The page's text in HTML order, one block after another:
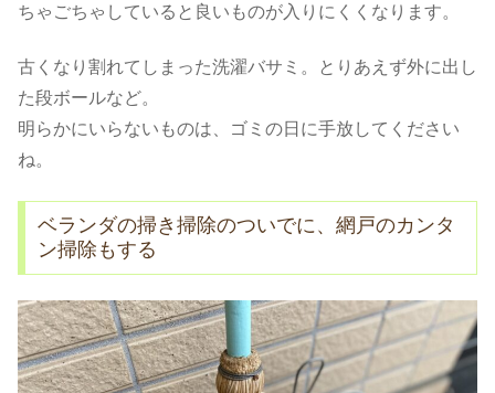
ちゃごちゃしていると良いものが入りにくくなります。
古くなり割れてしまった洗濯バサミ。とりあえず外に出し
た段ボールなど。
明らかにいらないものは、ゴミの日に手放してください
ね。
ベランダの掃き掃除のついでに、網戸のカンタ
ン掃除もする